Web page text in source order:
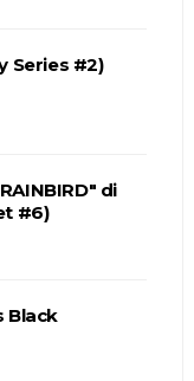
Series #2)
di
#6)
Black